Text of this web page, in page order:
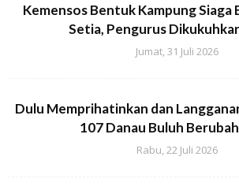
Kemensos Bentuk Kampung Siaga
Setia, Pengurus
Jumat, 31 Juli 2026
Dulu Memprihatinkan dan
107 Danau Buluh
Rabu, 22 Juli 2026